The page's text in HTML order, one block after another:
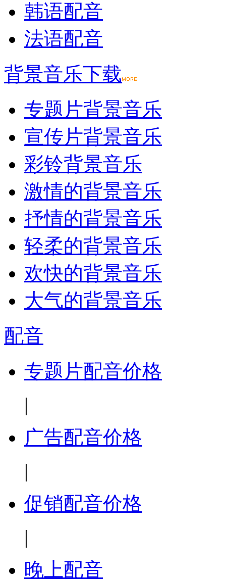
韩语配音
法语配音
背景音乐下载
专题片背景音乐
宣传片背景音乐
彩铃背景音乐
激情的背景音乐
抒情的背景音乐
轻柔的背景音乐
欢快的背景音乐
大气的背景音乐
配音
专题片配音价格
|
广告配音价格
|
促销配音价格
|
晚上配音